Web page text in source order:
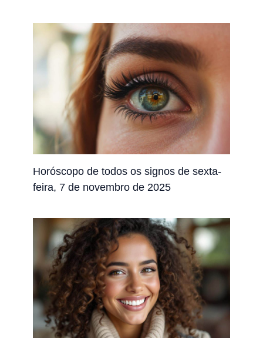
Horóscopo de todos os signos de sexta-
feira, 7 de novembro de 2025